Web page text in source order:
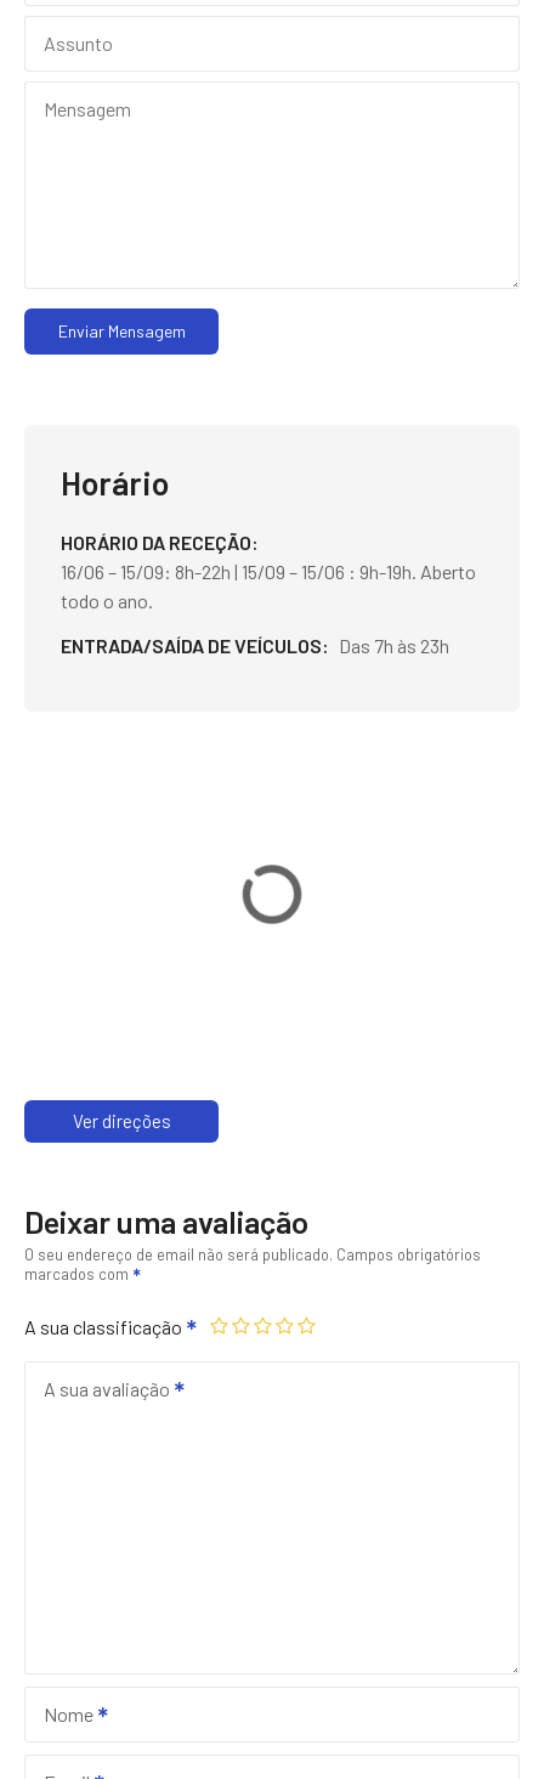
Enviar Mensagem
Horário
HORÁRIO DA RECEÇÃO
16/06 – 15/09: 8h-22h | 15/09 – 15/06 : 9h-19h. Aberto
todo o ano.
ENTRADA/SAÍDA DE VEÍCULOS
Das 7h às 23h
Ver direções
Deixar uma avaliação
O seu endereço de email não será publicado. Campos obrigatórios
marcados com
A sua classificação
A sua avaliação
Nome